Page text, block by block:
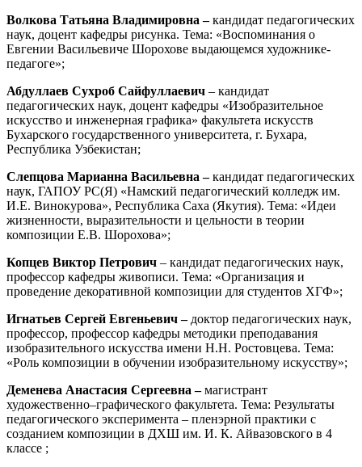
Волкова Татьяна Владимировна –кандидат педагогических
наук, доцент кафедры рисунка. Тема: «Воспоминания о
Евгении Васильевиче Шорохове выдающемся художнике-
педагоге»;
Абдуллаев Сухроб Сайфуллаевич – кандидат
педагогических наук, доцент кафедры «Изобразительное
искусство и инженерная графика» факультета искусств
Бухарского государственного университета, г. Бухара,
Республика Узбекистан;
Слепцова Марианна Васильевна –кандидат педагогических
наук, ГАПОУ РС(Я) «Намский педагогический колледж им.
И.Е. Винокурова», Республика Саха (Якутия). Тема: «Идеи
жизненности, выразительности и цельности в теории
композиции Е.В. Шорохова»;
Копцев Виктор Петрович – кандидат педагогических наук,
профессор кафедры живописи. Тема: «Организация и
проведение декоративной композиции для студентов ХГФ»;
Игнатьев Сергей Евгеньевич – доктор педагогических наук,
профессор, профессор кафедры методики преподавания
изобразительного искусства имени Н.Н. Ростовцева. Тема:
«Роль композиции в обучении изобразительному искусству»;
Деменева Анастасия Сергеевна –магистрант
художественно–графического факультета. Тема: Результаты
педагогического эксперимента – пленэрной практики с
созданием композиции в ДХШ им. И. К. Айвазовского в 4
классе ;